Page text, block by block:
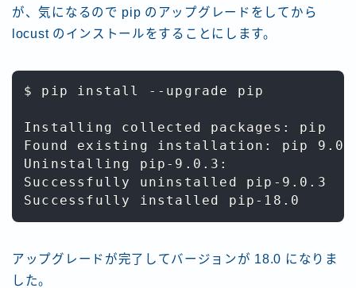
が、気になるので pip のアップグレードをしてから
locust のインストールをすることにします。
$ pip install --upgrade pip
Installing collected packages: pip
Found existing installation: pip
Uninstalling pip-9.0.3:
Successfully uninstalled pip-9.0.3
アップグレードが完了してバージョンが 18.0 になりま
した。